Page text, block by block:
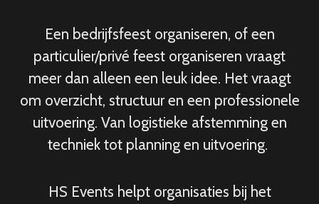
Een bedrijfsfeest organiseren, of een
particulier/privé feest organiseren vraagt
meer dan alleen een leuk idee. Het vraagt
om overzicht, structuur en een professionele
uitvoering. Van logistieke afstemming en
techniek tot planning en uitvoering.
HS Events helpt organisaties bij het